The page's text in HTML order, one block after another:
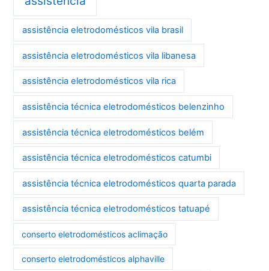
assistência eletrodomésticos vila brasil
assistência eletrodomésticos vila libanesa
assistência eletrodomésticos vila rica
assistência técnica eletrodomésticos belenzinho
assistência técnica eletrodomésticos belém
assistência técnica eletrodomésticos catumbi
assistência técnica eletrodomésticos quarta parada
assistência técnica eletrodomésticos tatuapé
conserto eletrodomésticos aclimação
conserto eletrodomésticos alphaville